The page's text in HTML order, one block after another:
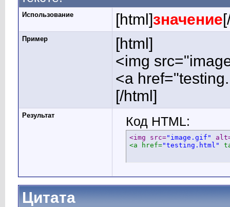
Использование [html]значение
Пример
[html]
<img
<a
[/html]
Результат Код HTML:
<img src="image.gif"
<a href="testing.html"
Цитата